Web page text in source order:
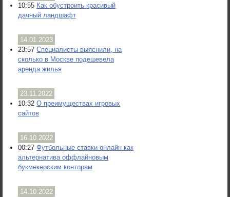
10:55 Как обустроить красивый
дачный ландшафт
14.01.2023
23:57 Специалисты выяснили, на
сколько в Москве подешевела
аренда жилья
23.11.2022
10:32 О преимуществах игровых
сайтов
16.10.2022
00:27 Футбольные ставки онлайн как
альтернатива оффлайновым
букмекерским конторам
14.10.2022